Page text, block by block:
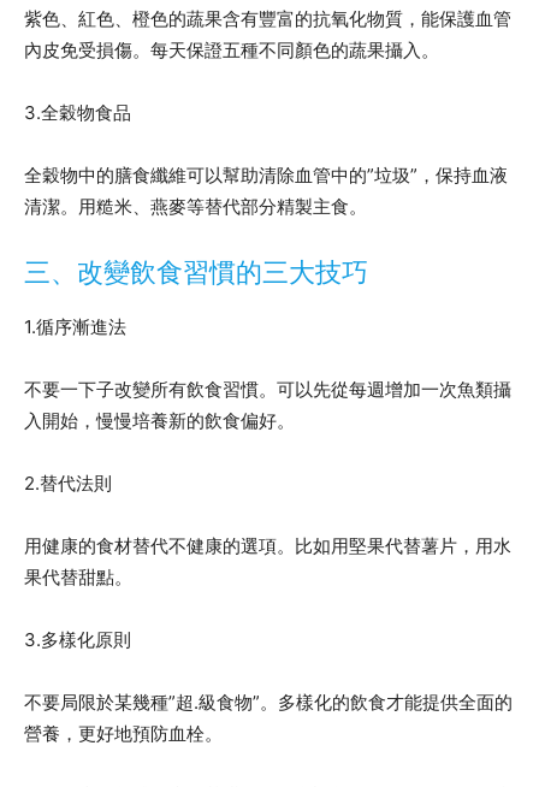
紫色、紅色、橙色的蔬果含有豐富的抗氧化物質，能保護血管
內皮免受損傷。每天保證五種不同顏色的蔬果攝入。
3.全穀物食品
全穀物中的膳食纖維可以幫助清除血管中的”垃圾”，保持血液
清潔。用糙米、燕麥等替代部分精製主食。
三、改變飲食習慣的三大技巧
1.循序漸進法
不要一下子改變所有飲食習慣。可以先從每週增加一次魚類攝
入開始，慢慢培養新的飲食偏好。
2.替代法則
用健康的食材替代不健康的選項。比如用堅果代替薯片，用水
果代替甜點。
3.多樣化原則
不要局限於某幾種”超.級食物”。多樣化的飲食才能提供全面的
營養，更好地預防血栓。